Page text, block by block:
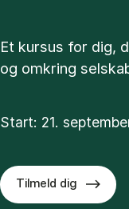
Et kursus for dig,
og omkring
Start: 21.
Tilmeld dig